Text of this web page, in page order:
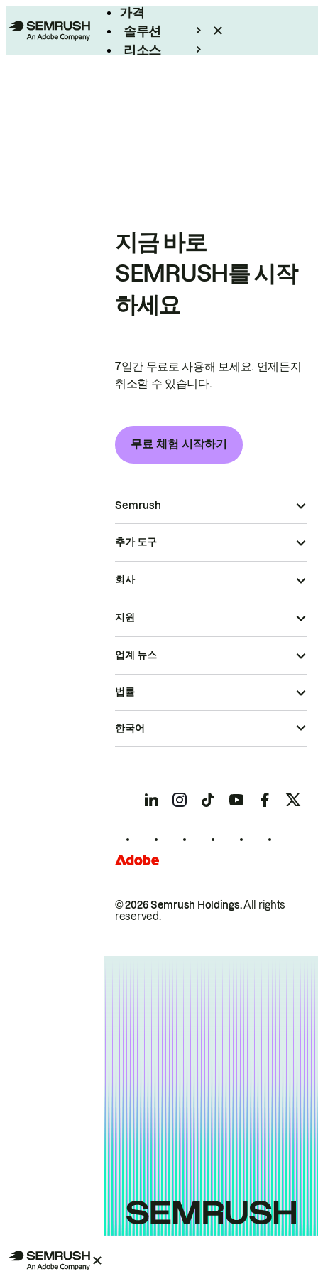
가격
솔루션
리소스
지금 바로
SEMRUSH를 시작
하세요
7일간 무료로 사용해 보세요. 언제든지
취소할 수 있습니다.
무료 체험 시작하기
Semrush
추가 도구
회사
지원
업계 뉴스
© 2026 Semrush Holdings.All rights
reserved.
법률
한국어